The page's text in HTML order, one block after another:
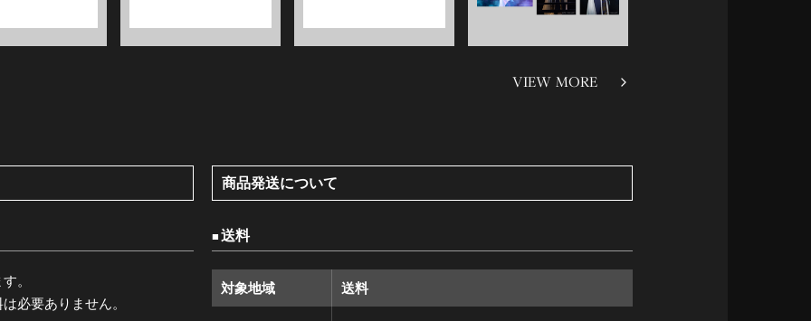
VIEW MORE
。
必要ありません。
商品発送について
送料
対象地域 送料